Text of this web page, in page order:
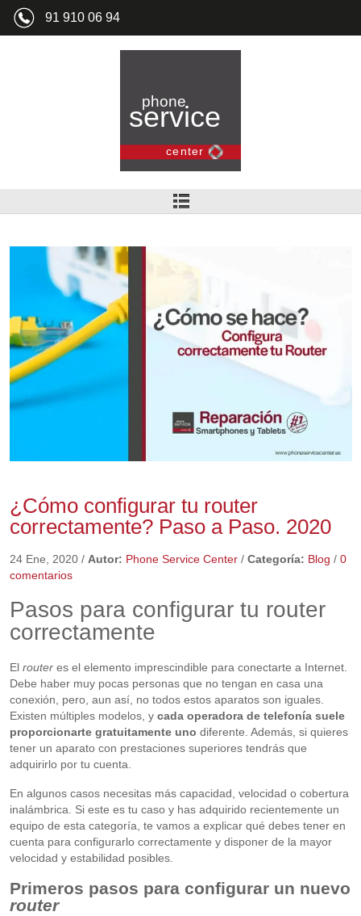
91 910 06 94
¿Cómo configurar tu router
correctamente? Paso a Paso. 2020
24 Ene, 2020/ Autor: Phone Service Center/ Categoría: Blog / 0
comentarios
Pasos para configurar tu router
correctamente
El router es el elemento imprescindible para conectarte a Internet.
Debe haber muy pocas personas que no tengan en casa una
conexión, pero, aun así, no todos estos aparatos son iguales.
Existen múltiples modelos, y cada operadora de telefonía suele
proporcionarte gratuitamente uno diferente. Además, si quieres
tener un aparato con prestaciones superiores tendrás que
adquirirlo por tu cuenta.
En algunos casos necesitas más capacidad, velocidad o cobertura
inalámbrica. Si este es tu caso y has adquirido recientemente un
equipo de esta categoría, te vamos a explicar qué debes tener en
cuenta para configurarlo correctamente y disponer de la mayor
velocidad y estabilidad posibles.
Primeros pasos para configurar un nuevo
router